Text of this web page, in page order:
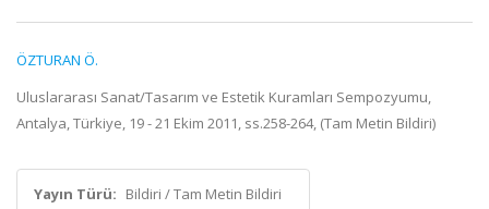
ÖZTURAN Ö.
Uluslararası Sanat/Tasarım ve Estetik Kuramları Sempozyumu,
Antalya, Türkiye, 19 - 21 Ekim 2011, ss.258-264, (Tam Metin Bildiri)
Yayın Türü: Bildiri / Tam Metin Bildiri